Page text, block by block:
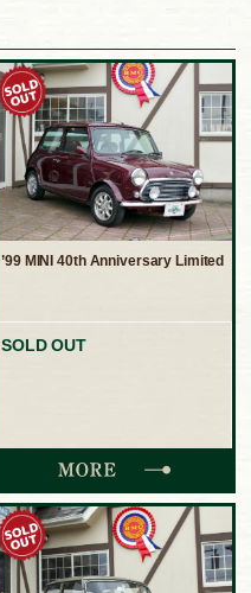
’99 MINI 40th Anniversary Limited
SOLD OUT